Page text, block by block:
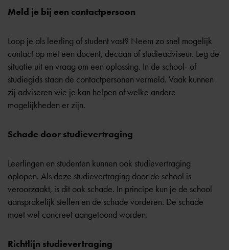
Meld je bij een contactpersoon
Loop je als leerling of student vast? Neem zo snel mogelijk
contact op met een docent, decaan of studieadviseur. Leg de
situatie uit en vraag om een oplossing. In de school- of
studiegids staan de contactpersonen vermeld. Vaak kunnen
zij adviseren wie je kan helpen of welke andere
mogelijkheden er zijn.
Schade door studievertraging
Leerlingen en studenten kunnen ook studievertraging
oplopen. Als deze studievertraging door de school is
veroorzaakt, is dit ook schade. In principe kun je de school
aansprakelijk stellen en de schade vorderen. De schade
moet wel concreet aangetoond worden.
Richtlijn studievertraging